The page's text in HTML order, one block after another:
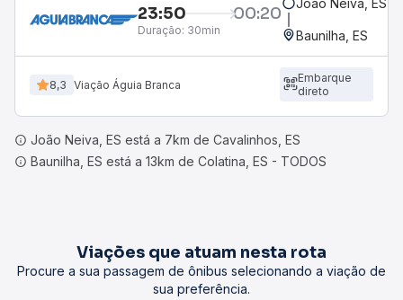
23:50 00:20
Duração: 30min
João Neiva, ES
Baunilha, ES
8,3 Viação Águia Branca
Embarque
direto
João Neiva, ES está a 7km de Cavalinhos, ES
Baunilha, ES está a 13km de Colatina, ES - TODOS
Viações que atuam nesta rota
Procure a sua passagem de ônibus selecionando a viação de
sua preferência.